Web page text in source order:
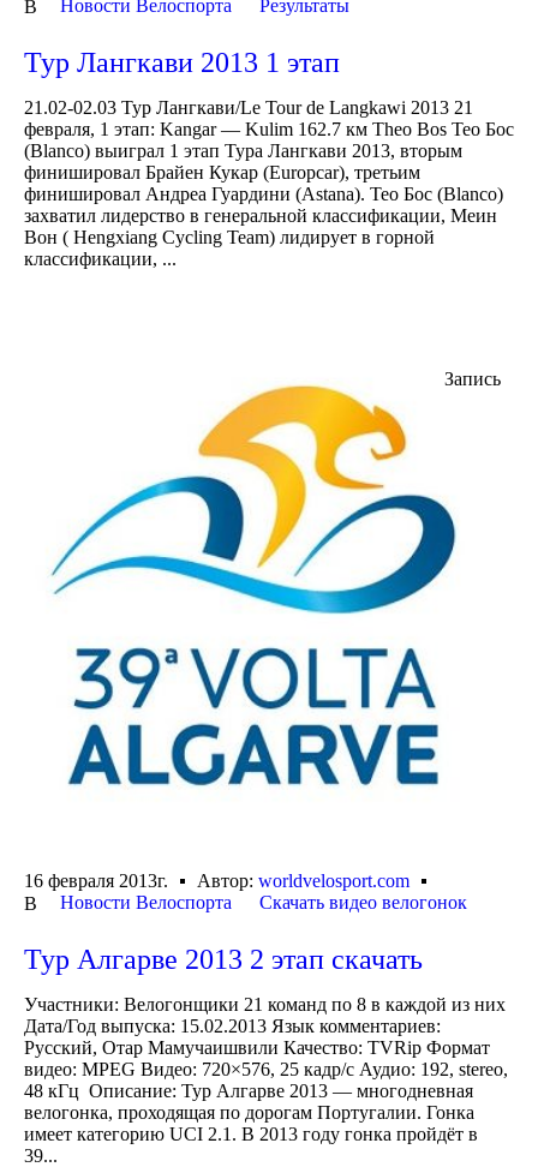
В
Новости Велоспорта Результаты
Тур Лангкави 2013 1 этап
21.02-02.03 Тур Лангкави/Le Tour de Langkawi 2013 21
февраля, 1 этап: Kangar — Kulim 162.7 км Theo Bos Тео Бос
(Blanco) выиграл 1 этап Тура Лангкави 2013, вторым
финишировал Брайен Кукар (Europcar), третьим
финишировал Андреа Гуардини (Astana). Тео Бос (Blanco)
захватил лидерство в генеральной классификации, Меин
Вон ( Hengxiang Cycling Team) лидирует в горной
классификации, ...
Запись
16 февраля 2013г. Автор: worldvelosport.com
В
Новости Велоспорта Скачать видео велогонок
Тур Алгарве 2013 2 этап скачать
Участники: Велогонщики 21 команд по 8 в каждой из них
Дата/Год выпуска: 15.02.2013 Язык комментариев:
Русский, Отар Мамучаишвили Качество: TVRip Формат
видео: MPEG Видео: 720×576, 25 кадр/с Аудио: 192, stereo,
48 кГц Описание: Тур Алгарве 2013 — многодневная
велогонка, проходящая по дорогам Португалии. Гонка
имеет категорию UCI 2.1. В 2013 году гонка пройдёт в
39...